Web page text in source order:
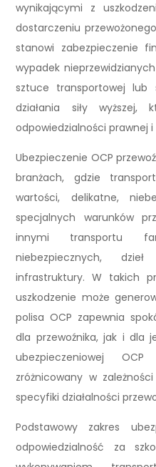
wynikającymi z
dostarczeniu
stanowi zabezpieczenie
wypadek
sztuce transportowej lub
działania siły
odpowiedzialności prawnej
Ubezpieczenie OCP
branżach, gdzie
wartości, delikatne,
specjalnych warunków
innymi transportu
niebezpiecznych,
infrastruktury. W takich
uszkodzenie może
polisa OCP zapewnia
dla przewoźnika, jak i dla
ubezpieczeniowej
zróżnicowany w
specyfiki działalności
Podstawowy zakres
odpowiedzialność za